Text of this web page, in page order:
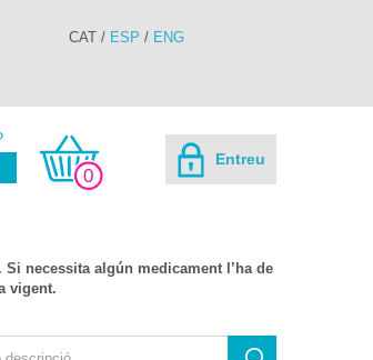
CAT / ESP / ENG
Entreu
0
necessita algún medicament l’ha de
vigent.